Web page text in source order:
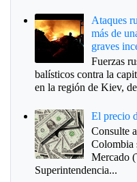
Ataques
más de
graves
Fuerzas
balísticos contra la
en la región de Kiev,
El precio
Consulte
Colombia
Mercado
Superintendencia...